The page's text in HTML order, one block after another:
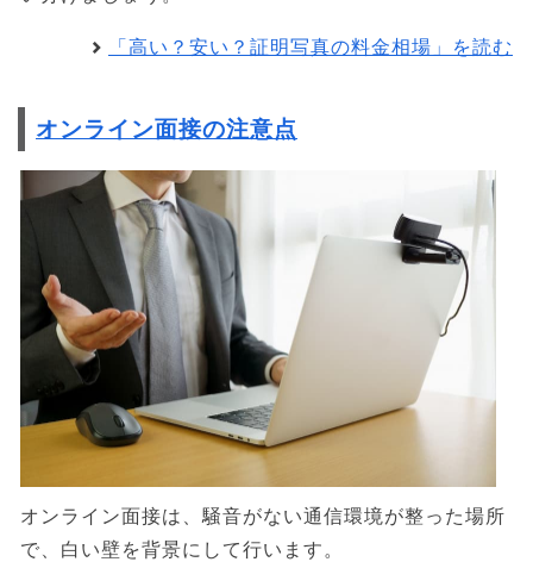
「高い？安い？証明写真の料金相場」を読む
オンライン面接の注意点
オンライン面接は、騒音がない通信環境が整った場所
で、白い壁を背景にして行います。